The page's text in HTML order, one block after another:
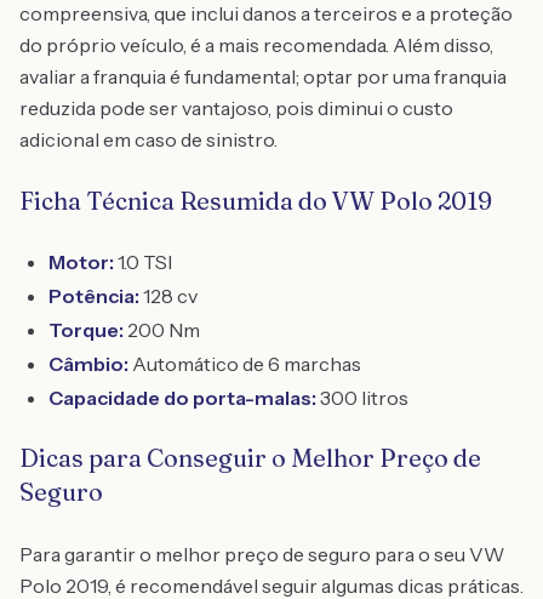
compreensiva, que inclui danos a terceiros e a proteção
do próprio veículo, é a mais recomendada. Além disso,
avaliar a franquia é fundamental; optar por uma franquia
reduzida pode ser vantajoso, pois diminui o custo
adicional em caso de sinistro.
Ficha Técnica Resumida do VW Polo 2019
Motor: 1.0 TSI
Potência: 128 cv
Torque: 200 Nm
Câmbio: Automático de 6 marchas
Capacidade do porta-malas: 300 litros
Dicas para Conseguir o Melhor Preço de
Seguro
Para garantir o melhor preço de seguro para o seu VW
Polo 2019, é recomendável seguir algumas dicas práticas.